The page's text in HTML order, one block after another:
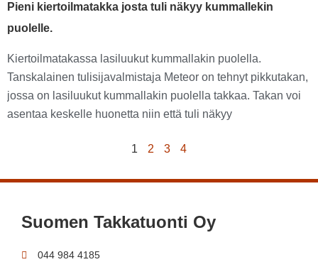
Pieni kiertoilmatakka josta tuli näkyy kummallekin
puolelle.
Kiertoilmatakassa lasiluukut kummallakin puolella.
Tanskalainen tulisijavalmistaja Meteor on tehnyt pikkutakan,
jossa on lasiluukut kummallakin puolella takkaa. Takan voi
asentaa keskelle huonetta niin että tuli näkyy
1 2 3 4
Suomen Takkatuonti Oy
044 984 4185